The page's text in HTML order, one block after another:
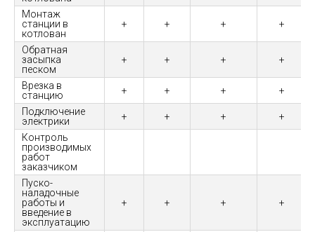
Монтаж
станции в
котлован
+ + + +
Обратная
засыпка
песком
+ + + +
Врезка в
станцию
+ + +
+
Подключение
электрики
+ + +
+
Контроль
производимых
работ
заказчиком
Пуско-
наладочные
работы и
введение в
эксплуатацию
+ + + +